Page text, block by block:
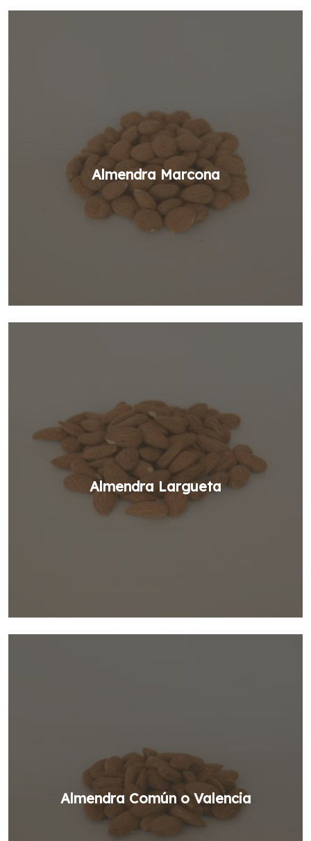
Almendra Marcona
Almendra Largueta
Almendra Común o Valencia